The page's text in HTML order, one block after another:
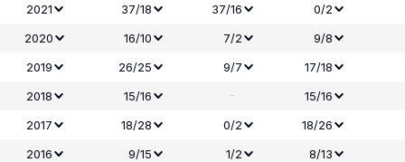
2021
37/18 37/16
0/2
2020
16/10 7/2
9/8
2019
26/25 9/7
17/18
2018
15/16 -
15/16
2017
18/28 0/2
18/26
2016
9/15 1/2
8/13